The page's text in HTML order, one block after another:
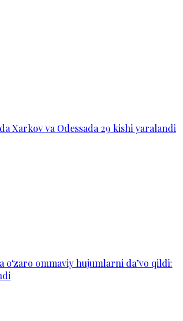
Xarkov va Odessada 29 kishi yaralandi
o‘zaro ommaviy hujumlarni da’vo qildi: